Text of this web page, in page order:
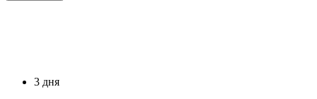
3 дня